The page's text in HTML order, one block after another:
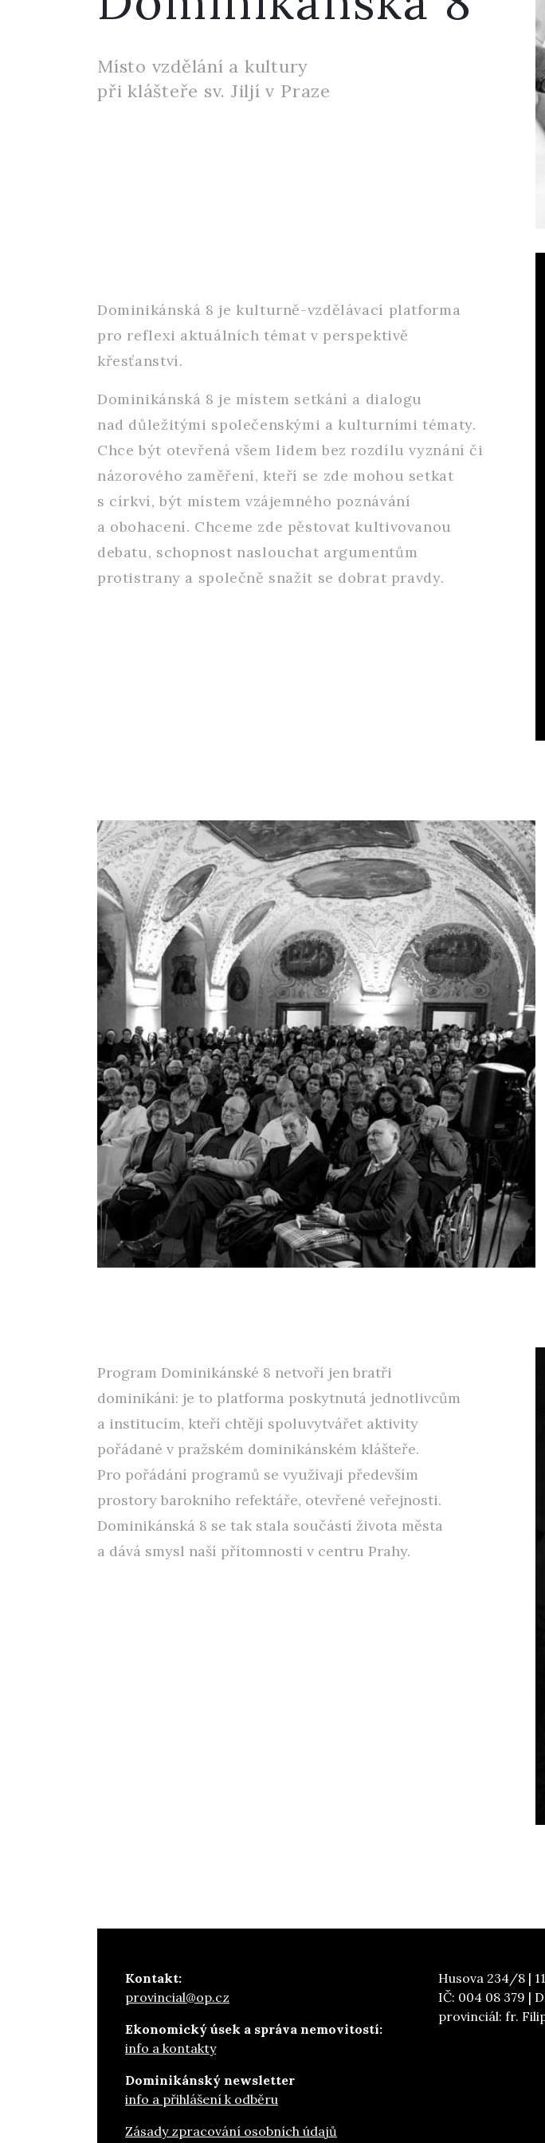
Místo vzdělání a kultury
při klášteře sv. Jiljí v Praze
Dominikánská 8 je kulturně-vzdělávací platforma
pro reflexi aktuálních témat v perspektivě
křesťanství.
Dominikánská 8 je místem setkání a dialogu
nad důležitými společenskými a kulturními tématy.
Chce být otevřená všem lidem bez rozdílu vyznání či
názorového zaměření, kteří se zde mohou setkat
s církví, být místem vzájemného poznávání
a obohacení. Chceme zde pěstovat kultivovanou
debatu, schopnost naslouchat argumentům
protistrany a společně snažit se dobrat pravdy.
Program Dominikánské 8 netvoří jen bratři
dominikáni: je to platforma poskytnutá jednotlivcům
a institucím, kteří chtějí spoluvytvářet aktivity
pořádané v pražském dominikánském klášteře.
Pro pořádání programů se využívají především
prostory barokního refektáře, otevřené veřejnosti.
Dominikánská 8 se tak stala součástí života města
a dává smysl naší přítomnosti v centru Prahy.
Kontakt:
provincial@op.cz
Ekonomický úsek a správa nemovitostí:
info a kontakty
Dominikánský newsletter
info a přihlášení k odběru
Zásady zpracování osobních údajů
Husova 234/8 |
IČ: 004 08 379 |
provinciál: fr.